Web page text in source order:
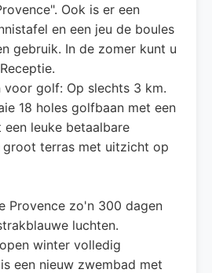
Ook is er een
en een jeu de boules
gebruik. In de zomer kunt u
golf: Op slechts 3 km.
18 holes golfbaan met een
leuke betaalbare
groot terras met uitzicht op
Provence zo'n 300 dagen
luchten.
winter volledig
een nieuw zwembad met